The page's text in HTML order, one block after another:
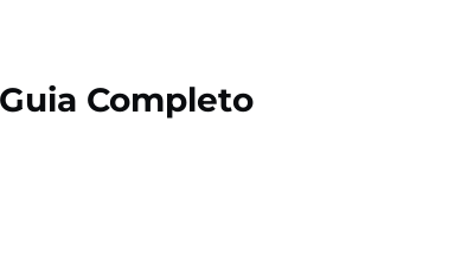
Completo